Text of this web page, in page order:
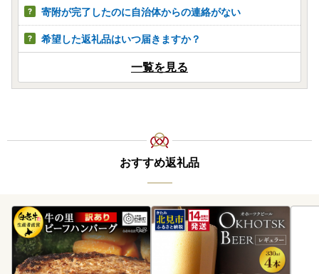
寄附が完了したのに自治体からの連絡がない
希望した返礼品はいつ届きますか？
一覧を見る
おすすめ返礼品